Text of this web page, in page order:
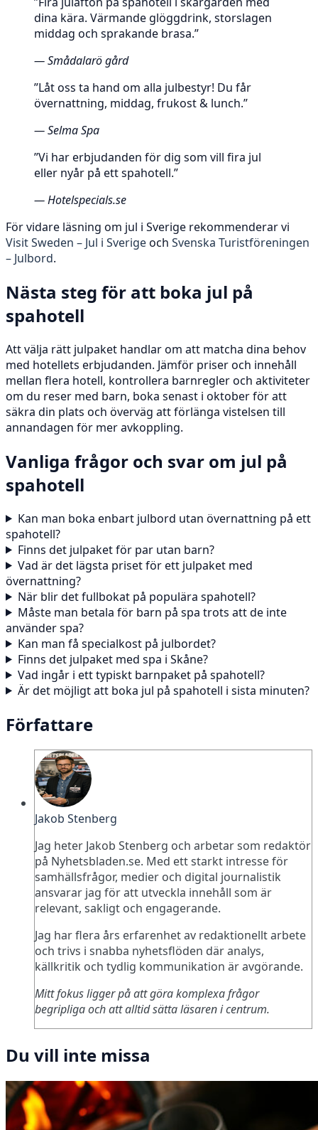
dina kära. Värmande glöggdrink, storslagen
middag och sprakande brasa.”
— Smådalarö gård
”Låt oss ta hand om alla julbestyr! Du får
övernattning, middag, frukost & lunch.”
— Selma Spa
”Vi har erbjudanden för dig som vill fira jul
eller nyår på ett spahotell.”
— Hotelspecials.se
För vidare läsning om jul i Sverige rekommenderar vi
Visit Sweden – Jul i Sverigeoch Svenska Turistföreningen
– Julbord.
Nästa steg för att boka jul på
spahotell
Att välja rätt julpaket handlar om att matcha dina behov
med hotellets erbjudanden. Jämför priser och innehåll
mellan flera hotell, kontrollera barnregler och aktiviteter
om du reser med barn, boka senast i oktober för att
säkra din plats och överväg att förlänga vistelsen till
annandagen för mer avkoppling.
Vanliga frågor och svar om jul på
spahotell
Kan man boka enbart julbord utan övernattning på ett
spahotell?
Finns det julpaket för par utan barn?
Vad är det lägsta priset för ett julpaket med
övernattning?
När blir det fullbokat på populära spahotell?
Måste man betala för barn på spa trots att de inte
använder spa?
Kan man få specialkost på julbordet?
Finns det julpaket med spa i Skåne?
Vad ingår i ett typiskt barnpaket på spahotell?
Är det möjligt att boka jul på spahotell i sista minuten?
Författare
Jakob Stenberg
Jag heter Jakob Stenberg och arbetar som redaktör
på Nyhetsbladen.se. Med ett starkt intresse för
samhällsfrågor, medier och digital journalistik
ansvarar jag för att utveckla innehåll som är
relevant, sakligt och engagerande.
Jag har flera års erfarenhet av redaktionellt arbete
och trivs i snabba nyhetsflöden där analys,
källkritik och tydlig kommunikation är avgörande.
Mitt fokus ligger på att göra komplexa frågor
begripliga och att alltid sätta läsaren i centrum.
Du vill inte missa